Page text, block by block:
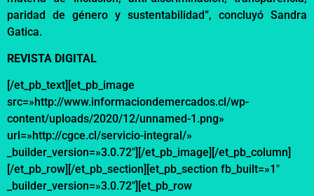
paridad de género y sustentabilidad”, concluyó Sandra
Gatica.
REVISTA DIGITAL
[/et_pb_text][et_pb_image
src=»http://www.informaciondemercados.cl/wp-
content/uploads/2020/12/unnamed-1.png»
url=»http://cgce.cl/servicio-integral/»
_builder_version=»3.0.72″][/et_pb_image][/et_pb_column]
[/et_pb_row][/et_pb_section][et_pb_section fb_built=»1″
_builder_version=»3.0.72″][et_pb_row